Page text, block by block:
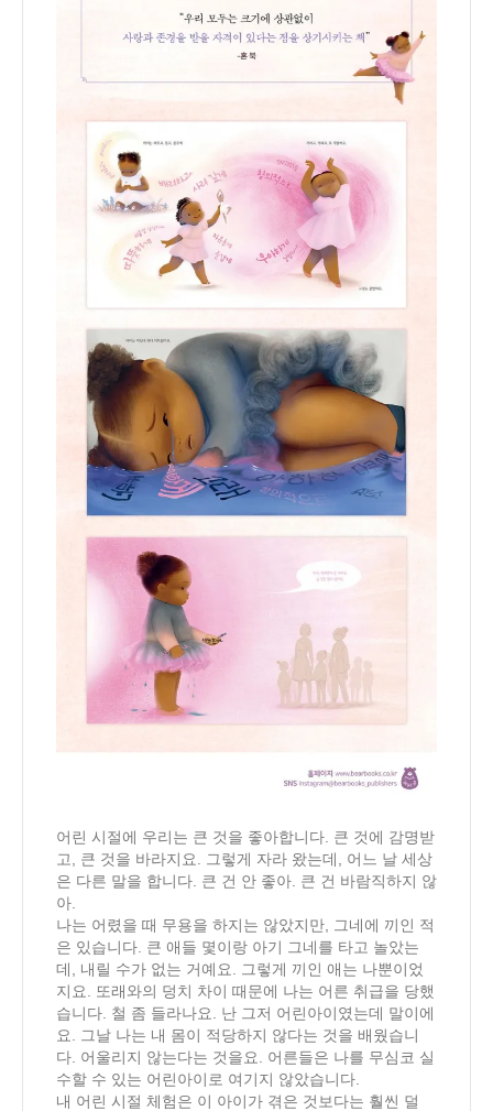
어린 시절에 우리는 큰 것을 좋아합니다. 큰 것에 감명받
고, 큰 것을 바라지요. 그렇게 자라 왔는데, 어느 날 세상
은 다른 말을 합니다. 큰 건 안 좋아. 큰 건 바람직하지 않
아.
나는 어렸을 때 무용을 하지는 않았지만, 그네에 끼인 적
은 있습니다. 큰 애들 몇이랑 아기 그네를 타고 놀았는
데, 내릴 수가 없는 거예요. 그렇게 끼인 애는 나뿐이었
지요. 또래와의 덩치 차이 때문에 나는 어른 취급을 당했
습니다. 철 좀 들라나요. 난 그저 어린아이였는데 말이에
요. 그날 나는 내 몸이 적당하지 않다는 것을 배웠습니
다. 어울리지 않는다는 것을요. 어른들은 나를 무심코 실
수할 수 있는 어린아이로 여기지 않았습니다.
내 어린 시절 체험은 이 아이가 겪은 것보다는 훨씬 덜